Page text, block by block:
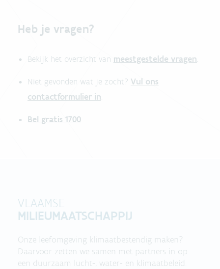
Heb je vragen?
Bekijk het overzicht van meestgestelde vragen.
Niet gevonden wat je zocht? Vul ons
contactformulier in.
Bel gratis 1700
VLAAMSE
MILIEUMAATSCHAPPIJ
Onze leefomgeving klimaatbestendig maken?
Daarvoor zetten we samen met partners in op
een duurzaam lucht-, water- en klimaatbeleid.